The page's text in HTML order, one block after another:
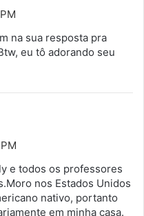
na sua resposta pra
eu tô adorando seu
e todos os professores
nos Estados Unidos
nativo, portanto
em minha casa.